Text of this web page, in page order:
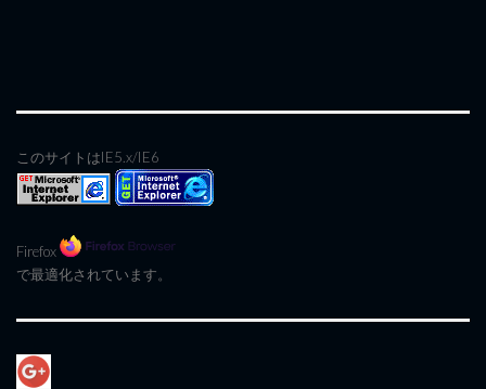
このサイトはIE5.x/IE6
Firefox
で最適化されています。